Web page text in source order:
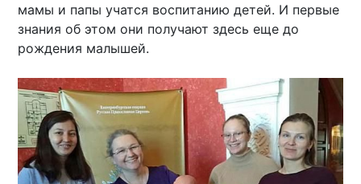
мамы и папы учатся воспитанию детей. И первые
знания об этом они получают здесь еще до
рождения малышей.